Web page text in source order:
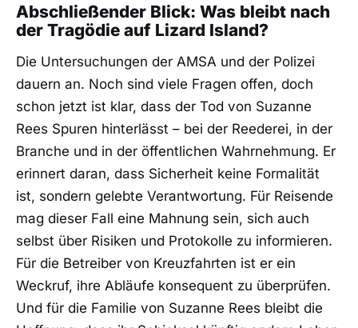
Abschließender Blick: Was bleibt nach
der Tragödie auf Lizard Island?
Die Untersuchungen der AMSA und der Polizei
dauern an. Noch sind viele Fragen offen, doch
schon jetzt ist klar, dass der Tod von Suzanne
Rees Spuren hinterlässt – bei der Reederei, in der
Branche und in der öffentlichen Wahrnehmung. Er
erinnert daran, dass Sicherheit keine Formalität
ist, sondern gelebte Verantwortung. Für Reisende
mag dieser Fall eine Mahnung sein, sich auch
selbst über Risiken und Protokolle zu informieren.
Für die Betreiber von Kreuzfahrten ist er ein
Weckruf, ihre Abläufe konsequent zu überprüfen.
Und für die Familie von Suzanne Rees bleibt die